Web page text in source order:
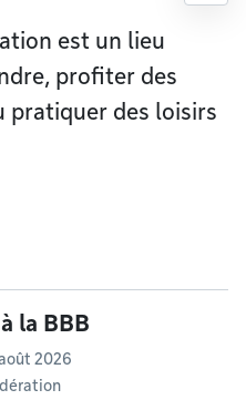
est un lieu
profiter des
pratiquer des loisirs
la BBB
2026